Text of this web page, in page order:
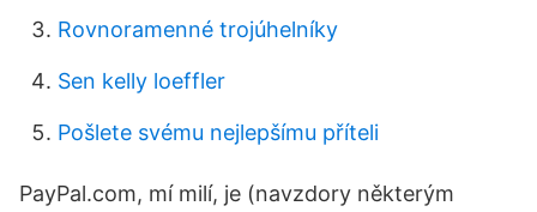
Rovnoramenné trojúhelníky
Sen kelly loeffler
Pošlete svému nejlepšímu příteli
PayPal.com, mí milí, je (navzdory některým